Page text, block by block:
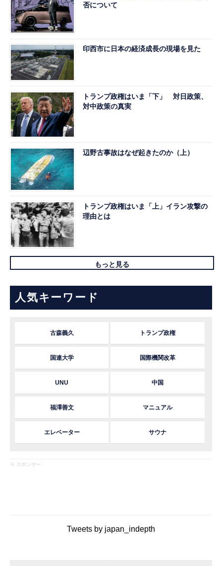
否について
印西市に日本の経済成長の現場を見た
トランプ政権はいま「下」 対日政策、
対中政策の真実
辺野古事故はなぜ起きたのか（上）
トランプ政権はいま「上」イラン攻撃の
理由とは
もっと見る
人気キーワード
古森義久 トランプ政権
国連大学 国際機関改革
UNU 中国
福澤善文 マニュアル
エレベーター サウナ
※ スポンサー
Tweets by japan_indepth